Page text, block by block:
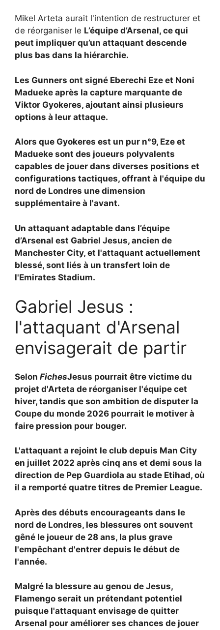
Mikel Arteta aurait l'intention de restructurer et
de réorganiser le L’équipe d’Arsenal, ce qui
peut impliquer qu’un attaquant descende
plus bas dans la hiérarchie.
Les Gunners ont signé Eberechi Eze et Noni
Madueke après la capture marquante de
Viktor Gyokeres, ajoutant ainsi plusieurs
options à leur attaque.
Alors que Gyokeres est un pur n°9, Eze et
Madueke sont des joueurs polyvalents
capables de jouer dans diverses positions et
configurations tactiques, offrant à l'équipe du
nord de Londres une dimension
supplémentaire à l'avant.
Un attaquant adaptable dans l’équipe
d’Arsenal est Gabriel Jesus, ancien de
Manchester City, et l'attaquant actuellement
blessé, sont liés à un transfert loin de
l'Emirates Stadium.
Gabriel Jesus :
l'attaquant d'Arsenal
envisagerait de partir
Selon FichesJesus pourrait être victime du
projet d'Arteta de réorganiser l'équipe cet
hiver, tandis que son ambition de disputer la
Coupe du monde 2026 pourrait le motiver à
faire pression pour bouger.
L'attaquant a rejoint le club depuis Man City
en juillet 2022 après cinq ans et demi sous la
direction de Pep Guardiola au stade Etihad, où
il a remporté quatre titres de Premier League.
Après des débuts encourageants dans le
nord de Londres, les blessures ont souvent
gêné le joueur de 28 ans, la plus grave
l'empêchant d'entrer depuis le début de
l'année.
Malgré la blessure au genou de Jesus,
Flamengo serait un prétendant potentiel
puisque l'attaquant envisage de quitter
Arsenal pour améliorer ses chances de jouer